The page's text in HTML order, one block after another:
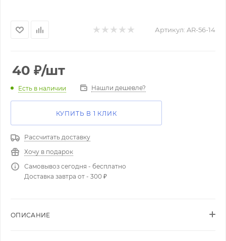
Артикул: AR-56-14
40 ₽/шт
Есть в наличии Нашли дешевле?
КУПИТЬ В 1 КЛИК
Рассчитать доставку
Хочу в подарок
Самовывоз сегодня - бесплатно
Доставка завтра от - 300 ₽
ОПИСАНИЕ